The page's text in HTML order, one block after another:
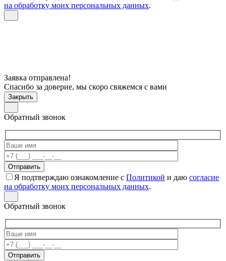
на обработку моих персональных данных.
Заявка отправлена!
Спасибо за доверие, мы скоро свяжемся с вами
Закрыть
Обратный звонок
Я подтверждаю ознакомление с Политикой и даю согласие
на обработку моих персональных данных.
Обратный звонок